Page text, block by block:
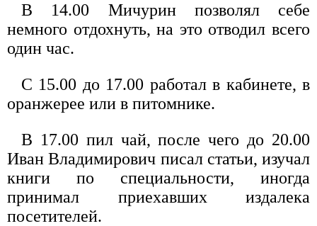
В 14.00 Мичурин позволял себе
немного отдохнуть, на это отводил всего
один час.
С 15.00 до 17.00 работал в кабинете, в
оранжерее или в питомнике.
В 17.00 пил чай, после чего до 20.00
Иван Владимирович писал статьи, изучал
книги по специальности, иногда
принимал приехавших издалека
посетителей.